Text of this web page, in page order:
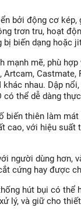
bởi động cơ
trơn tru, hoạt
bị biến dạng hoặc
mạnh mẽ, phù
Artcam, Castmate,
nhau. Dập
có thể dễ dàng
biến thiên làm
cao, với hiệu suất
người dùng hơn,
cứng hay được
hút bụi có thể
lý, và giữ cho